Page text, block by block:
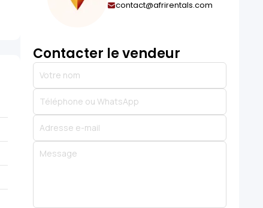
contact@afrirentals.com
Contacter le vendeur